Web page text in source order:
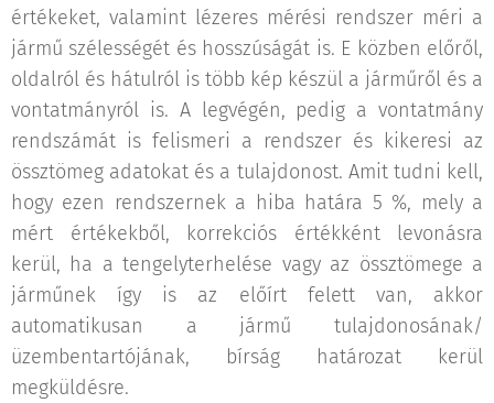
értékeket, valamint lézeres mérési rendszer méri a
jármű szélességét és hosszúságát is. E közben előről,
oldalról és hátulról is több kép készül a járműről és a
vontatmányról is. A legvégén, pedig a vontatmány
rendszámát is felismeri a rendszer és kikeresi az
össztömeg adatokat és a tulajdonost. Amit tudni kell,
hogy ezen rendszernek a hiba határa 5 %, mely a
mért értékekből, korrekciós értékként levonásra
kerül, ha a tengelyterhelése vagy az össztömege a
járműnek így is az előírt felett van, akkor
automatikusan a jármű tulajdonosának/
üzembentartójának, bírság határozat kerül
megküldésre.